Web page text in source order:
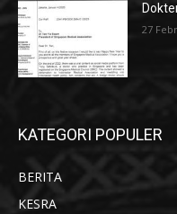
27
KATEGORI POPULER
BERITA
KESRA